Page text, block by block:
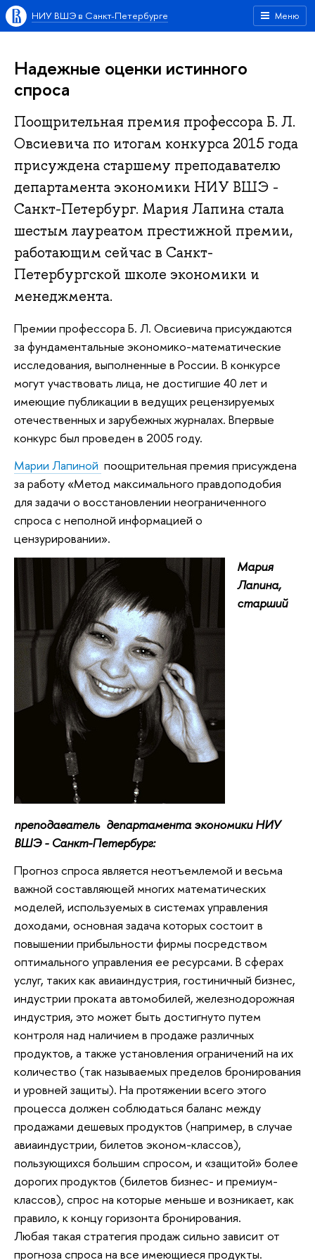
Меню
НИУ ВШЭ в Санкт-Петербурге
Надежные оценки истинного
спроса
Поощрительная премия профессора Б. Л.
Овсиевича по итогам конкурса 2015 года
присуждена старшему преподавателю
департамента экономики НИУ ВШЭ -
Санкт-Петербург. Мария Лапина стала
шестым лауреатом престижной премии,
работающим сейчас в Санкт-
Петербургской школе экономики и
менеджмента.
Премии профессора Б. Л. Овсиевича присуждаются
за фундаментальные экономико-математические
исследования, выполненные в России. В конкурсе
могут участвовать лица, не достигшие 40 лет и
имеющие публикации в ведущих рецензируемых
отечественных и зарубежных журналах. Впервые
конкурс был проведен в 2005 году.
Марии Лапиной поощрительная премия присуждена
за работу «Метод максимального правдоподобия
для задачи о восстановлении неограниченного
спроса с неполной информацией о
цензурировании».
Мария
Лапина,
старший
преподаватель департамента экономики НИУ
ВШЭ - Санкт-Петербург:
Прогноз спроса является неотъемлемой и весьма
важной составляющей многих математических
моделей, используемых в системах управления
доходами, основная задача которых состоит в
повышении прибыльности фирмы посредством
оптимального управления ее ресурсами. В сферах
услуг, таких как авиаиндустрия, гостиничный бизнес,
индустрии проката автомобилей, железнодорожная
индустрия, это может быть достигнуто путем
контроля над наличием в продаже различных
продуктов, а также установления ограничений на их
количество (так называемых пределов бронирования
и уровней защиты). На протяжении всего этого
процесса должен соблюдаться баланс между
продажами дешевых продуктов (например, в случае
авиаиндустрии, билетов эконом-классов),
пользующихся большим спросом, и «защитой» более
дорогих продуктов (билетов бизнес- и премиум-
классов), спрос на которые меньше и возникает, как
правило, к концу горизонта бронирования.
Любая такая стратегия продаж сильно зависит от
прогноза спроса на все имеющиеся продукты.